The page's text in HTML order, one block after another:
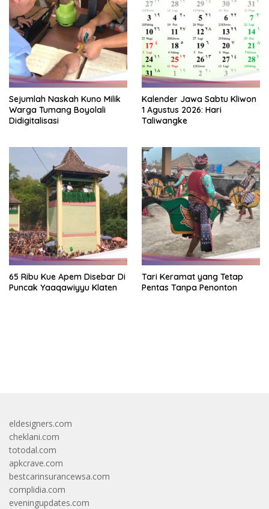
Sejumlah Naskah Kuno Milik
Warga Tumang Boyolali
Didigitalisasi
Kalender Jawa Sabtu Kliwon
1 Agustus 2026: Hari
Taliwangke
65 Ribu Kue Apem Disebar Di
Puncak Yaaqawiyyu Klaten
Tari Keramat yang Tetap
Pentas Tanpa Penonton
eldesigners.com
cheklani.com
totodal.com
apkcrave.com
bestcarinsurancewsa.com
complidia.com
eveningupdates.com